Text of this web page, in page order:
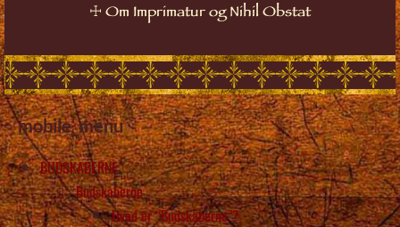
☩ Om Imprimatur og Nihil Obstat
mobile_menu
BUDSKABERNE
Budskaberne
Hvad er “Budskaberne”?